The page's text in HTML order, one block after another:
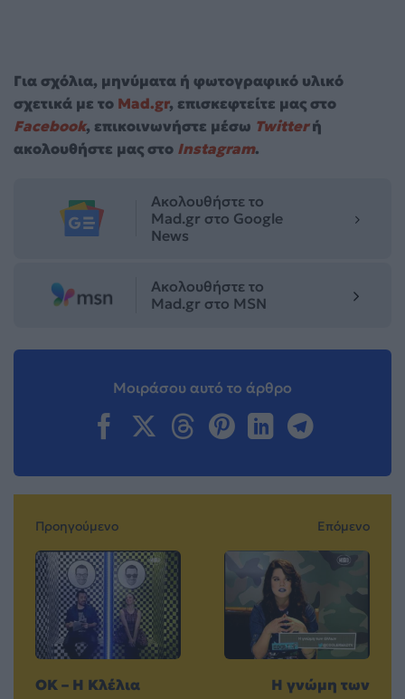
Για σχόλια, μηνύματα ή φωτογραφικό υλικό
σχετικά με το Mad.gr, επισκεφτείτε μας στο
Facebook, επικοινωνήστε μέσω Twitterή
ακολουθήστε μας στο Instagram.
Ακολουθήστε το
Mad.gr στο Google
News
Ακολουθήστε το
Mad.gr στο MSN
Μοιράσου αυτό το άρθρο
Προηγούμενο
OK – Η Κλέλια
Επόμενο
H γνώμη των